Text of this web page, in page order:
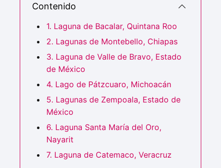
Contenido
1. Laguna de Bacalar, Quintana Roo
2. Lagunas de Montebello, Chiapas
3. Laguna de Valle de Bravo, Estado
de México
4. Lago de Pátzcuaro, Michoacán
5. Lagunas de Zempoala, Estado de
México
6. Laguna Santa María del Oro,
Nayarit
7. Laguna de Catemaco, Veracruz